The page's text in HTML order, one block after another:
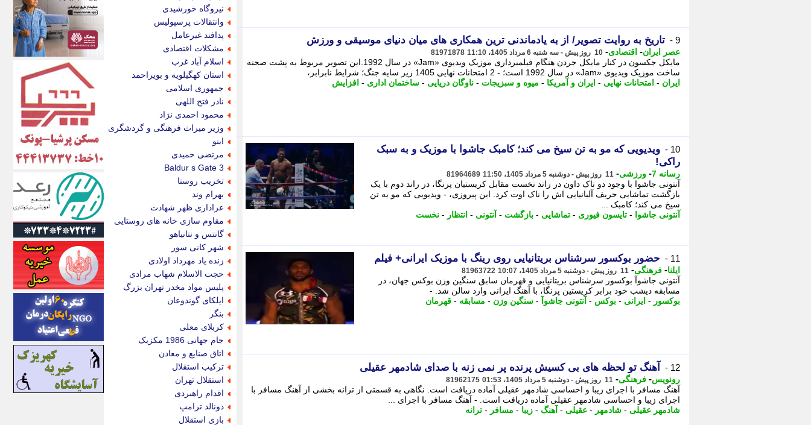
9 - تاریخ به روایت تصویر/ از به یادماندنی ترین همکاری های میان دنیای موسیقی و ورزش
عصر ایران- اقتصادی- 10 روز پیش - سه شنبه 6 مرداد 1405، 11:10 81971878
مایکل جکسون در کنار مایکل جردن هنگام فیلمبرداری موزیک ویدیوی «Jam» در سال 1992.این تصویر مربوط به پشت صحنه
ساخت موزیک ویدیوی «Jam» در سال 1992 است؛ - 2 امتحانات نهایی 1405 زیر سایه جنگ؛ شرایط نابرابر،
ایران - امتحانات نهایی - ایران و آمریکا - میوه و سبزیجات - ناوگان دریایی - ساختمان اداری - افزایش
10 -
ویدیویی که مو به تن سیخ می کند؛ کامبک جاشوا با موزیک و به سبک
راکی!
رسانه 7 - ورزشی- 11 روز پیش - دوشنبه 5 مرداد 1405، 11:50 81964689
آنتونی جاشوا با وجود دو ناک داون در راند نخست مقابل کریستیان پرنگا، در راند دوم با یک
بازگشت تماشایی حریف آلبانیایی اش را ناک اوت کرد. این پیروزی، - ویدیویی که مو به تن
سیخ می کند؛ کامبک ...
آنتونی جاشوا
- تایسون فیوری - تماشایی - بازگشت - آنتونی - انتظار - نخست
11 - حضور بوکسور سرشناس بریتانیایی روی رینگ با موزیک ایرانی+ فیلم
ایلنا- فرهنگی- 11 روز پیش - دوشنبه 5 مرداد 1405، 10:07 81963722
آنتونی جاشوآ بوکسور سرشناس بریتانیایی و قهرمان سابق سنگین وزن بوکس جهان، در
مسابقه دیشب خود برابر کریستین پرنگا، با آهنگ ایرانی وارد سالن شد. -
بوکسور - ایرانی - بوکس - آنتونی جاشوآ - سنگین وزن - مسابقه - قهرمان
12 - آهنگ تو لحظه های بی کسیش پرنده پر نمی زنه با صدای شادمهر عقیلی
رونویس- فرهنگی- 11 روز پیش - دوشنبه 5 مرداد 1405، 01:53 81962175
آهنگ مسافر با اجرای زیبا و احساسی شادمهر عقیلی آماده دریافت است. نگاهی به قسمتی از ترانه بخشی از آهنگ مسافر با
اجرای زیبا و احساسی شادمهر عقیلی آماده دریافت است. - آهنگ مسافر با اجرای ...
شادمهر عقیلی - شادمهر - عقیلی - آهنگ - زیبا - مسافر - ترانه
نیروگاه خورشیدی
وانتقالات پرسپولیس
پدافند غیرعامل
مشکلات اقتصادی
اسلام آباد غرب
استان کهگیلویه و بویراحمد
جمهوری اسلامی
نادر فتح اللهی
محمود احمدی نژاد
وزیر میراث فرهنگی و گردشگری
ابنو
مرتضی حمیدی
Baldur s Gate 3
تخریب روستا
بهرام وند
عزاداری ظهر شهادت
مقاوم سازی خانه های روستایی
گانتس و نتانیاهو
شهر کانی سور
زنده یاد مهرداد اولادی
حجت الاسلام شهاب مرادی
پلیس مواد مخدر تهران بزرگ
ایلکای گوندوعان
بنگر
کربلای معلی
جام جهانی 1986 مکزیک
اتاق صنایع و معادن
ترکیب استقلال
استقلال تهران
اقدام راهبردی
دونالد ترامپ
بازی استقلال
اکونیوز
الف
انتشار آنلاین
اندیشه قرن
اندیشه معاصر
اندیشه ها
انرژی پرس
ای استخدام
ایتنا
ایراف
ایران آرت
ایران آنلاین
ایران زندگی
ایران فوری
ایرانی روز
ایرانیتال
ایرنا
ایسکانیوز
ایسنا
ایکنا
ایلنا
اینتیتر
ایونا نیوز
بازتاب آنلاین
باشگاه خبرنگاران
باغستان نیوز
بامبوک
ببین و بخون
بدینسان
بنکر